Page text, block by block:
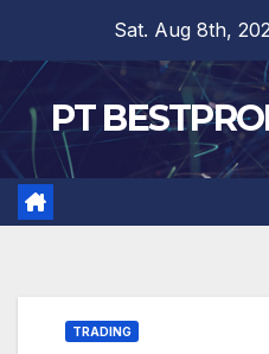
content
Sat. Aug 8th,
PT
TRADING